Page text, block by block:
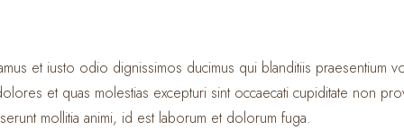
et iusto odio dignissimos ducimus qui blanditiis praesentium
et quas molestias excepturi sint occaecati cupiditate non
mollitia animi, id est laborum et dolorum fuga.